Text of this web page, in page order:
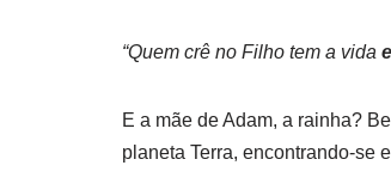
“Quem crê no Filho tem a vida
E a mãe de Adam, a rainha?
planeta Terra, encontrando-se